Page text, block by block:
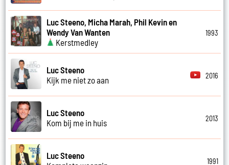
Luc Steeno, Micha Marah, Phil Kevin en
Wendy Van Wanten
Kerstmedley
1993
Luc Steeno
Kijk me niet zo aan
2016
Luc Steeno
Kom bij me in huis
2013
Luc Steeno
1991